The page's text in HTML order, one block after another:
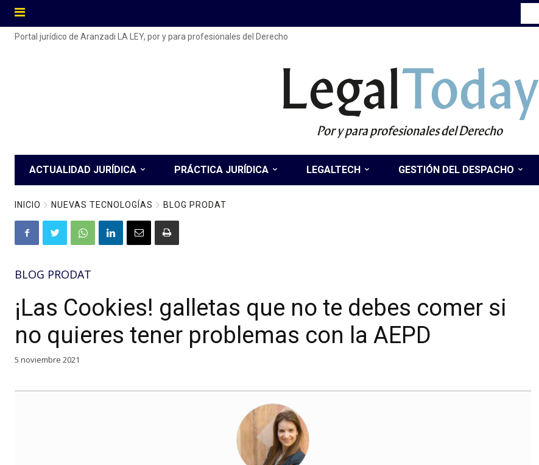
Portal jurídico de Aranzadi LA LEY, por y para profesionales del Derecho
LegalToday
Por y para profesionales del Derecho
ACTUALIDAD JURÍDICA PRÁCTICA JURÍDICA LEGALTECH GESTIÓN DEL DESPACHO
INICIO NUEVAS TECNOLOGÍAS BLOG PRODAT
BLOG PRODAT
¡Las Cookies! galletas que no te debes comer si
no quieres tener problemas con la AEPD
5 noviembre 2021